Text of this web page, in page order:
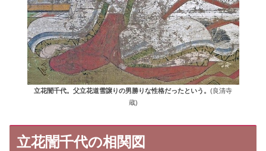
立花誾千代。父立花道雪譲りの男勝りな性格だったという。 (良清寺
蔵)
立花誾千代の相関図